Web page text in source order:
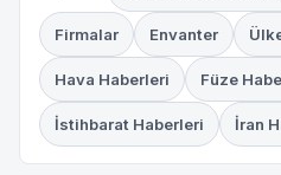
Firmalar Envanter
Hava Haberleri Füze
İstihbarat Haberleri İran